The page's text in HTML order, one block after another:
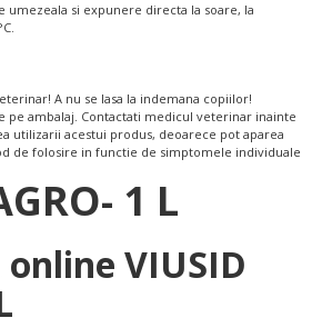
umezeala si expunere directa la soare, la
A nu se lasa la indemana copiilor!
pe ambalaj. Contactati medicul veterinar inainte
utilizarii acestui produs, deoarece pot aparea
de folosire in functie de simptomele individuale
1 L
VIUSID